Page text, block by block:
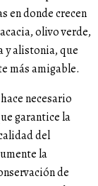
en donde crecen
olivo verde,
y alistonia, que
más amigable.
necesario
garantice la
del
la
de